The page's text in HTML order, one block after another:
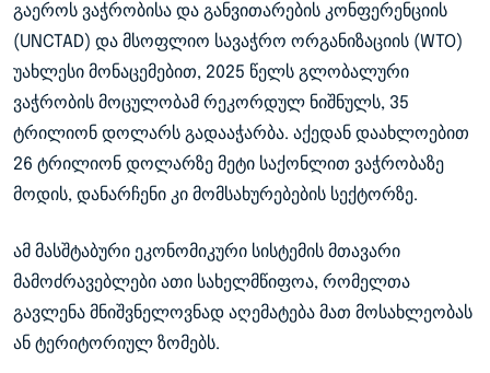
გაეროს ვაჭრობისა და განვითარების კონფერენციის
(UNCTAD) და მსოფლიო სავაჭრო ორგანიზაციის (WTO)
უახლესი მონაცემებით, 2025 წელს გლობალური
ვაჭრობის მოცულობამ რეკორდულ ნიშნულს, 35
ტრილიონ დოლარს გადააჭარბა. აქედან დაახლოებით
26 ტრილიონ დოლარზე მეტი საქონლით ვაჭრობაზე
მოდის, დანარჩენი კი მომსახურებების სექტორზე.
ამ მასშტაბური ეკონომიკური სისტემის მთავარი
მამოძრავებლები ათი სახელმწიფოა, რომელთა
გავლენა მნიშვნელოვნად აღემატება მათ მოსახლეობას
ან ტერიტორიულ ზომებს.